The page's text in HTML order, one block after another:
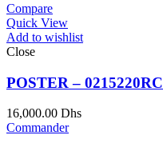
Compare
Quick View
Add to wishlist
Close
POSTER – 0215220RC
16,000.00 Dhs
Commander